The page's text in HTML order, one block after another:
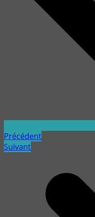
Précédent
Suivant